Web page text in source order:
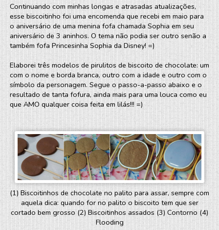
Continuando com minhas longas e atrasadas atualizações,
esse biscoitinho foi uma encomenda que recebi em maio para
o aniversário de uma menina fofa chamada Sophia em seu
aniversário de 3 aninhos. O tema não podia ser outro senão a
também fofa Princesinha Sophia da Disney! =)
Elaborei três modelos de pirulitos de biscoito de chocolate: um
com o nome e borda branca, outro com a idade e outro com o
símbolo da personagem. Segue o passo-a-passo abaixo e o
resultado de tanta fofura, ainda mais para uma louca como eu
que AMO qualquer coisa feita em lilás!!! =)
(1) Biscoitinhos de chocolate no palito para assar, sempre com
aquela dica: quando for no palito o biscoito tem que ser
cortado bem grosso (2) Biscoitinhos assados (3) Contorno (4)
Flooding